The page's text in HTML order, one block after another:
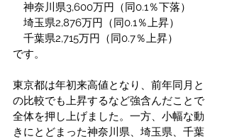
神奈川県3,600万円（同0.1％下落）
埼玉県2,876万円（同0.1％上昇）
千葉県2,715万円（同0.7％上昇）
です。
東京都は年初来高値となり、前年同月と
の比較でも上昇するなど強含んだことで
全体を押し上げました。一方、小幅な動
きにとどまった神奈川県、埼玉県、千葉